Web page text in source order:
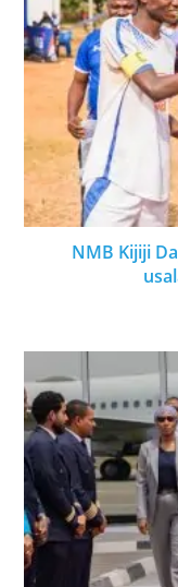
NMB Kijiji